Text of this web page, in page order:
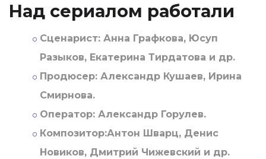
Над сериалом работали
Сценарист: Анна Графкова, Юсуп
Разыков, Екатерина Тирдатова и др.
Продюсер: Александр Кушаев, Ирина
Смирнова.
Оператор: Александр Горулев.
Композитор:Антон Шварц, Денис
Новиков, Дмитрий Чижевский и др.